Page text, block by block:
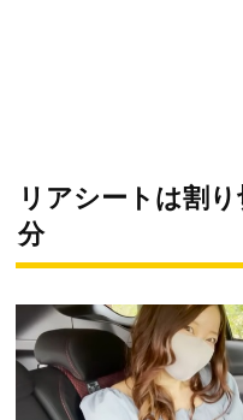
リアシートは割
分